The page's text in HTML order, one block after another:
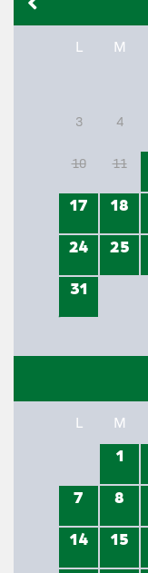
L M
3 4
10 11
17
18
24
25
31
L M
1
7
8
14
15